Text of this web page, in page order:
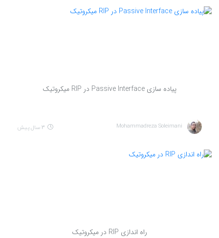
پیاده سازی Passive Interface در RIP میکروتیک
Mohammadreza Soleimani 3 سال پیش
راه اندازی RIP در میکروتیک